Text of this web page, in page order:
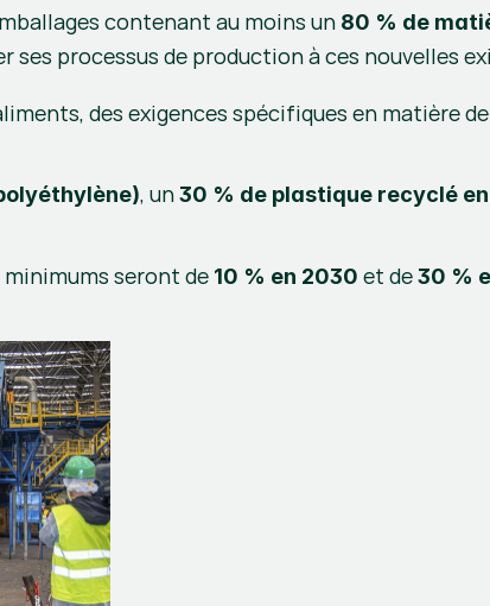
contenant au moins un 80 % de
ses processus de production à ces nouvelles
des exigences spécifiques en matière
, un 30 % de plastique recyclé
seront de 10 % en 2030 et de 30 %